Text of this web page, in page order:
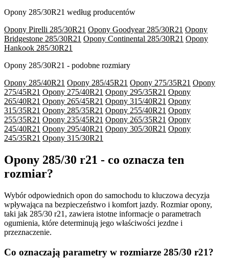
Opony 285/30R21 według producentów
Opony Pirelli 285/30R21 Opony Goodyear 285/30R21 Opony
Bridgestone 285/30R21 Opony Continental 285/30R21 Opony
Hankook 285/30R21
Opony 285/30R21 - podobne rozmiary
Opony 285/40R21 Opony 285/45R21 Opony 275/35R21 Opony
275/45R21 Opony 275/40R21 Opony 295/35R21 Opony
265/40R21 Opony 265/45R21 Opony 315/40R21 Opony
315/35R21 Opony 285/35R21 Opony 255/40R21 Opony
255/35R21 Opony 235/45R21 Opony 265/35R21 Opony
245/40R21 Opony 295/40R21 Opony 305/30R21 Opony
245/35R21 Opony 315/30R21
Opony 285/30 r21 - co oznacza ten
rozmiar?
Wybór odpowiednich opon do samochodu to kluczowa decyzja
wpływająca na bezpieczeństwo i komfort jazdy. Rozmiar opony,
taki jak 285/30 r21, zawiera istotne informacje o parametrach
ogumienia, które determinują jego właściwości jezdne i
przeznaczenie.
Co oznaczają parametry w rozmiarze 285/30 r21?